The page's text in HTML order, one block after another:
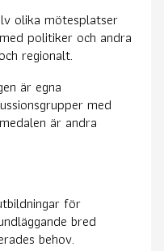
olika mötesplatser
politiker och andra
regionalt.
är egna
med
är andra
för
bred
behov.